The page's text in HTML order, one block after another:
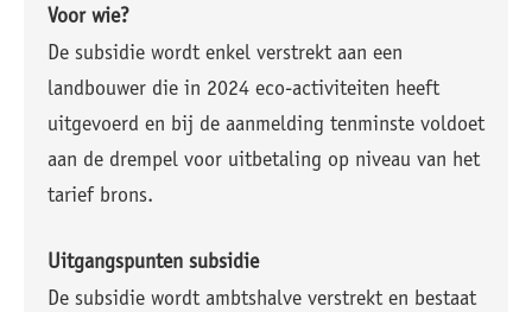
Voor wie?
De subsidie wordt enkel verstrekt aan een
landbouwer die in 2024 eco-activiteiten heeft
uitgevoerd en bij de aanmelding tenminste voldoet
aan de drempel voor uitbetaling op niveau van het
tarief brons.
Uitgangspunten subsidie
De subsidie wordt ambtshalve verstrekt en bestaat